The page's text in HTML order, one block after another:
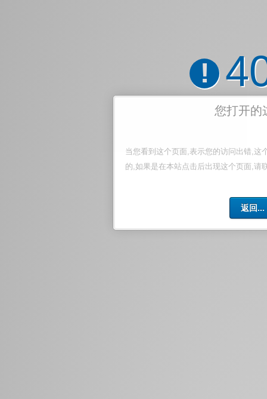
!
您打开的
当您看到这个页面,表示您的访问出错,这
的,如果是在本站点击后出现这个页面,请
返回...